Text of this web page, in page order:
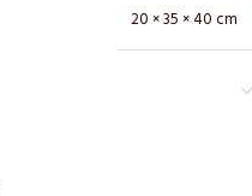
20 × 35 × 40 cm